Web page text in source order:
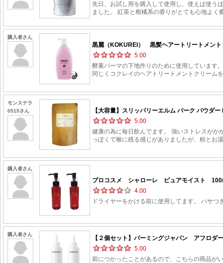
先日、お試し用を購入して使用し、使えば使う
ました。 紅茶と柑橘系の香りがとても心地よく
購入者さん
黒麗（KOKUREI） 黒髪ヘアートリートメン
5.00
酵素パーマの下地作りのために使用しています
同じくコクレイのヘアトリートメントクリーム
モンステラ
0515さん
【大容量】スリッパリーエルム バーク パウダ
5.00
健康の為に毎日飲んでます。 強いストレスが
っぽくて喉に残る感じがありましたが、粉とお
購入者さん
プロコスメ シャローレ ピュアモイスト
4.00
ドライヤーをかける前に使用してます。 パサ
購入者さん
【２個セット】パーミングジャパン アフロダ
5.00
前につかったことがあるので、こちらの商品が